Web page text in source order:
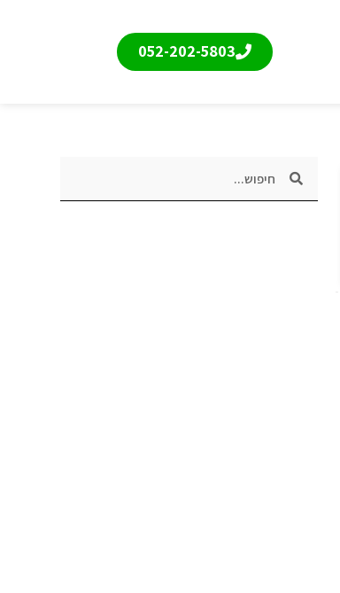
052-202-5803